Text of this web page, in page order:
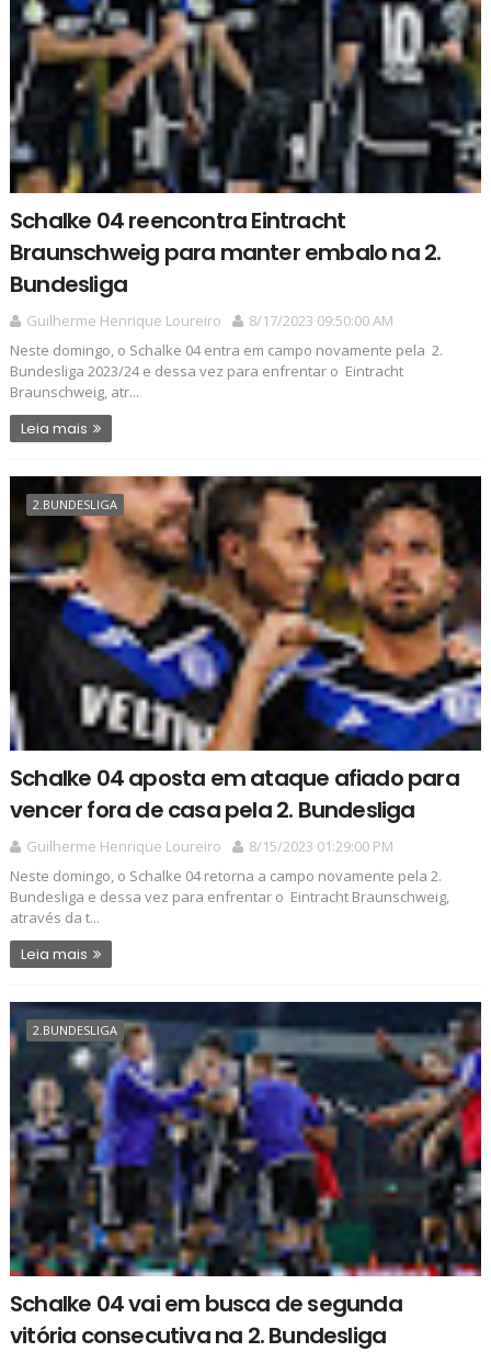
Schalke 04 reencontra Eintracht
Braunschweig para manter embalo na 2.
Bundesliga
Guilherme Henrique Loureiro
8/17/2023 09:50:00 AM
Neste domingo, o Schalke 04 entra em campo novamente pela 2.
Bundesliga 2023/24 e dessa vez para enfrentar o Eintracht
Braunschweig, atr...
Leia mais
2.BUNDESLIGA
Schalke 04 aposta em ataque afiado para
vencer fora de casa pela 2. Bundesliga
Guilherme Henrique Loureiro
8/15/2023 01:29:00 PM
Neste domingo, o Schalke 04 retorna a campo novamente pela 2.
Bundesliga e dessa vez para enfrentar o Eintracht Braunschweig,
através da t...
Leia mais
2.BUNDESLIGA
Schalke 04 vai em busca de segunda
vitória consecutiva na 2. Bundesliga